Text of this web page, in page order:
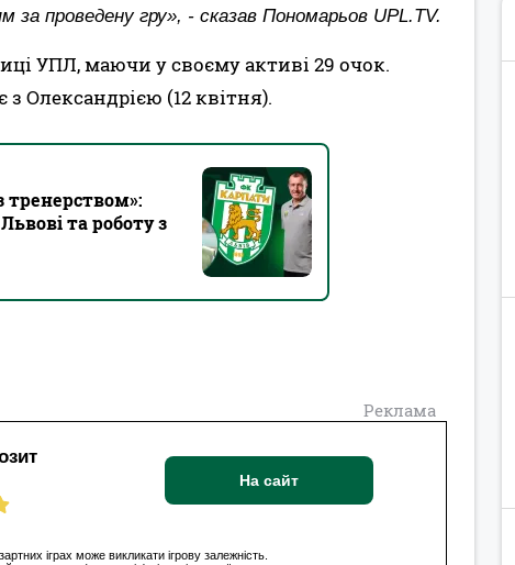
проведену гру», - сказав Пономарьов UPL.TV.
УПЛ, маючи у своєму активі 29 очок.
з Олександрією (12 квітня).
тренерством»:
та роботу з
Реклама
На сайт
іграх може викликати ігрову залежність.